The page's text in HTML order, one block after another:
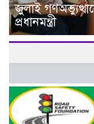
জুলাই
প্রধানমন্ত্রী